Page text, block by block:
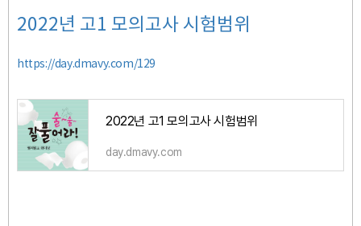
2022년 고1 모의고사 시험범위
https://day.dmavy.com/129
2022년 고1 모의고사 시험범위
day.dmavy.com